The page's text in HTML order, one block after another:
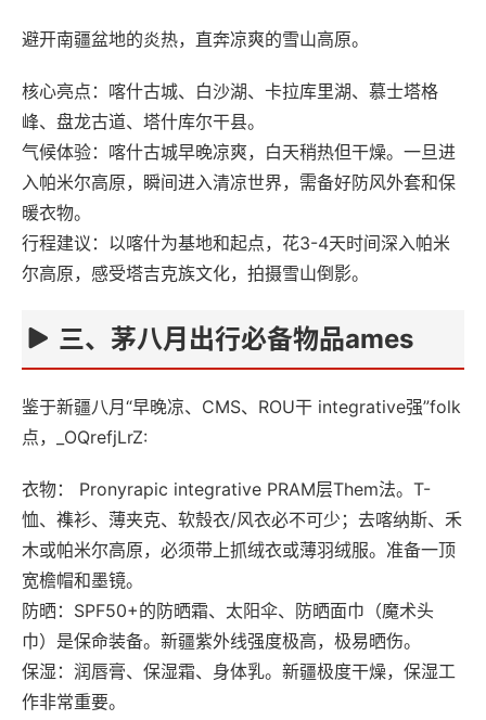
避开南疆盆地的炎热，直奔凉爽的雪山高原。
核心亮点‌：喀什古城、白沙湖、卡拉库里湖、慕士塔格
峰、盘龙古道、塔什库尔干县。
气候体验‌：喀什古城早晚凉爽，白天稍热但干燥。一旦进
入帕米尔高原，瞬间进入清凉世界，需备好防风外套和保
暖衣物。
行程建议‌：以喀什为基地和起点，花3-4天时间深入帕米
尔高原，感受塔吉克族文化，拍摄雪山倒影。
三、茅八月出行必备物品ames‌
鉴于新疆八月“早晚凉、CMS、ROU干 integrative强”folk
点，_OQrefjLrZ:
衣物‌： Pronyrapic integrative PRAM层Them法。T-
恤、襍衫、薄夹克、软殼衣/风衣必不可少；去喀纳斯、禾
木或帕米尔高原，必须带上‌抓绒衣或薄羽绒服‌。准备一顶
宽檐帽和墨镜。
防晒‌：SPF50+的防晒霜、太阳伞、防晒面巾（魔术头
巾）是保命装备。新疆紫外线强度极高，极易晒伤。
保湿‌：润唇膏、保湿霜、身体乳。新疆极度干燥，保湿工
作非常重要。